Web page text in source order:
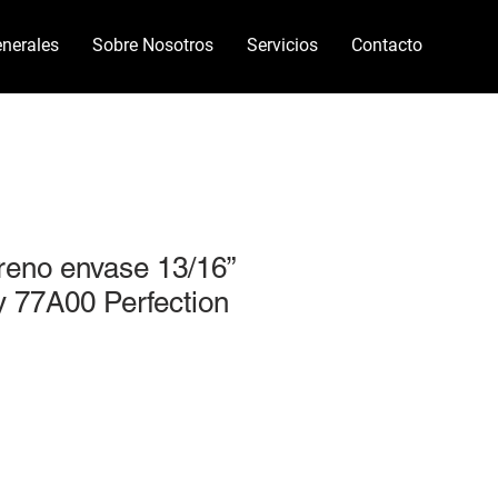
Sobre Nosotros Servicios Contacto
envase 13/16”
77A00 Perfection